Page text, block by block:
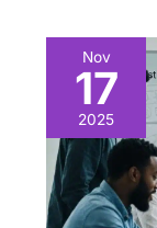
Nov
17
2025